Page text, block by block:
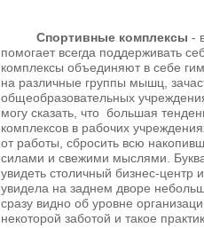
Спортивные комплексы -
помогает всегда поддерживать
комплексы объединяют в себе
на различные группы мышц,
общеобразовательных
могу сказать, что большая
комплексов в рабочих
от работы, сбросить всю
силами и свежими мыслями.
увидеть столичный бизнес-центр
увидела на заднем дворе
сразу видно об уровне
некоторой заботой и такое